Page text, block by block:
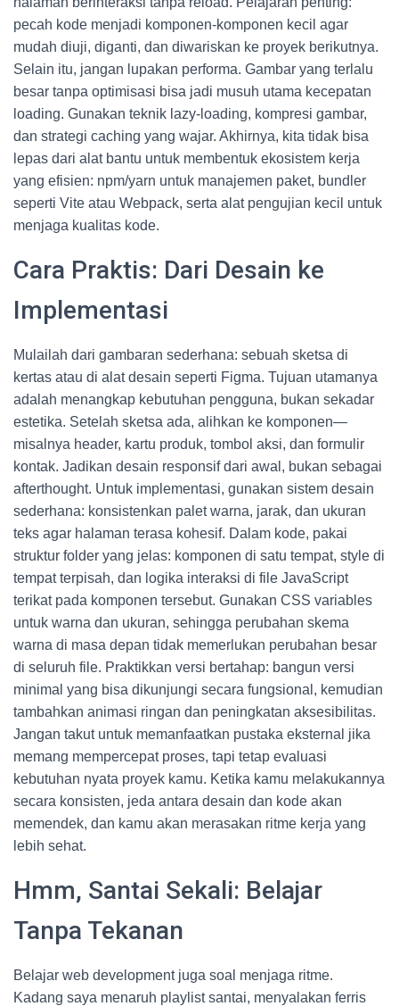
pecah kode menjadi komponen-komponen kecil agar
mudah diuji, diganti, dan diwariskan ke proyek berikutnya.
Selain itu, jangan lupakan performa. Gambar yang terlalu
besar tanpa optimisasi bisa jadi musuh utama kecepatan
loading. Gunakan teknik lazy-loading, kompresi gambar,
dan strategi caching yang wajar. Akhirnya, kita tidak bisa
lepas dari alat bantu untuk membentuk ekosistem kerja
yang efisien: npm/yarn untuk manajemen paket, bundler
seperti Vite atau Webpack, serta alat pengujian kecil untuk
menjaga kualitas kode.
Cara Praktis: Dari Desain ke
Implementasi
Mulailah dari gambaran sederhana: sebuah sketsa di
kertas atau di alat desain seperti Figma. Tujuan utamanya
adalah menangkap kebutuhan pengguna, bukan sekadar
estetika. Setelah sketsa ada, alihkan ke komponen—
misalnya header, kartu produk, tombol aksi, dan formulir
kontak. Jadikan desain responsif dari awal, bukan sebagai
afterthought. Untuk implementasi, gunakan sistem desain
sederhana: konsistenkan palet warna, jarak, dan ukuran
teks agar halaman terasa kohesif. Dalam kode, pakai
struktur folder yang jelas: komponen di satu tempat, style di
tempat terpisah, dan logika interaksi di file JavaScript
terikat pada komponen tersebut. Gunakan CSS variables
untuk warna dan ukuran, sehingga perubahan skema
warna di masa depan tidak memerlukan perubahan besar
di seluruh file. Praktikkan versi bertahap: bangun versi
minimal yang bisa dikunjungi secara fungsional, kemudian
tambahkan animasi ringan dan peningkatan aksesibilitas.
Jangan takut untuk memanfaatkan pustaka eksternal jika
memang mempercepat proses, tapi tetap evaluasi
kebutuhan nyata proyek kamu. Ketika kamu melakukannya
secara konsisten, jeda antara desain dan kode akan
memendek, dan kamu akan merasakan ritme kerja yang
lebih sehat.
Hmm, Santai Sekali: Belajar
Tanpa Tekanan
Belajar web development juga soal menjaga ritme.
Kadang saya menaruh playlist santai, menyalakan ferris